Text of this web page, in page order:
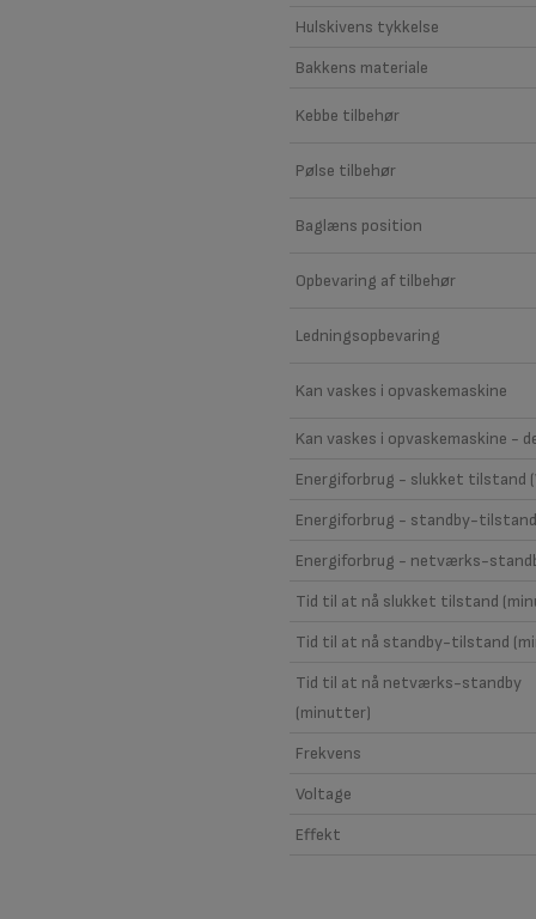
Hulskivens tykkelse
Bakkens materiale
Kebbe tilbehør
Pølse tilbehør
Baglæns position
Opbevaring af tilbehør
Ledningsopbevaring
Kan vaskes i opvaskemaskine
Kan vaskes i opvaskemaskine -
Energiforbrug - slukket tilstand
Energiforbrug - standby-tilstand
Energiforbrug - netværks-
Tid til at nå slukket tilstand
Tid til at nå standby-tilstand
Tid til at nå netværks-standby
(minutter)
Frekvens
Voltage
Effekt